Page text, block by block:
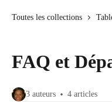
Toutes les collections
FAQ et
3 auteurs 4 articles